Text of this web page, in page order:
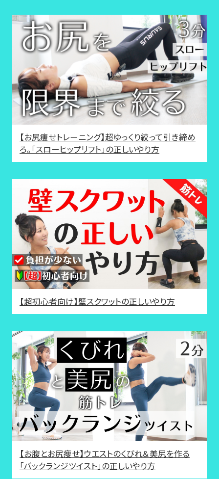
【お尻痩せトレーニング】超ゆっくり絞って引き締め
ろ。「スローヒップリフト」の正しいやり方
【超初心者向け】壁スクワットの正しいやり方
【お腹とお尻痩せ】ウエストのくびれ＆美尻を作る
「バックランジツイスト」の正しいやり方